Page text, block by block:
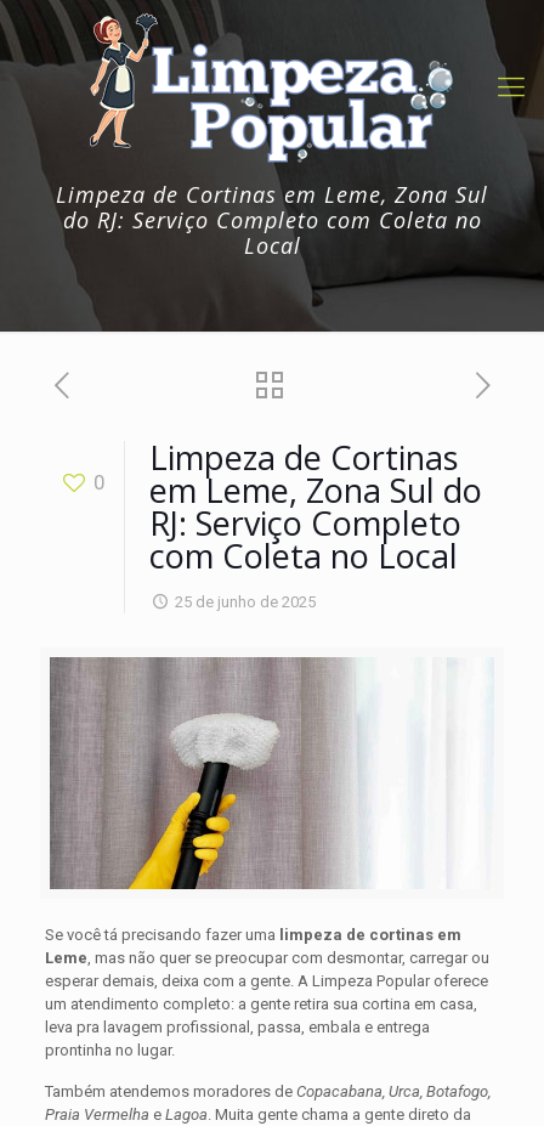
Limpeza de Cortinas em Leme, Zona Sul
do RJ: Serviço Completo com Coleta no
Local
0
Limpeza de Cortinas
em Leme, Zona Sul do
RJ: Serviço Completo
com Coleta no Local
25 de junho de 2025
Se você tá precisando fazer uma limpeza de cortinas em
Leme , mas não quer se preocupar com desmontar, carregar ou
esperar demais, deixa com a gente. A Limpeza Popular oferece
um atendimento completo: a gente retira sua cortina em casa,
leva pra lavagem profissional, passa, embala e entrega
prontinha no lugar.
Também atendemos moradores de Copacabana, Urca, Botafogo,
Praia Vermelha e Lagoa . Muita gente chama a gente direto da